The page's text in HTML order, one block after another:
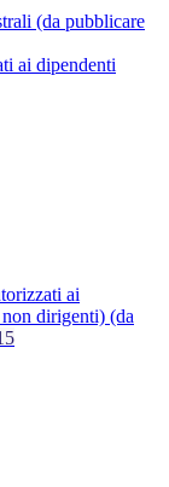
(da pubblicare
ai dipendenti
ai
dirigenti) (da